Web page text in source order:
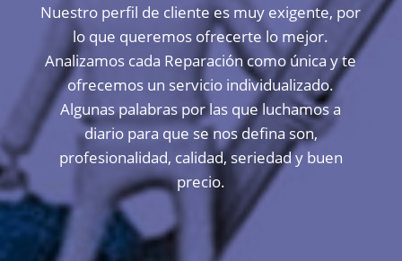
Nuestro perfil de cliente es muy exigente, por
lo que queremos ofrecerte lo mejor.
Analizamos cada Reparación como única y te
ofrecemos un servicio individualizado.
Algunas palabras por las que luchamos a
diario para que se nos defina son,
profesionalidad, calidad, seriedad y buen
precio.